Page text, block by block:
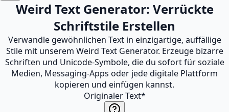
Weird Text Generator: Verrückte
Schriftstile Erstellen
Verwandle gewöhnlichen Text in einzigartige, auffällige
Stile mit unserem Weird Text Generator. Erzeuge bizarre
Schriften und Unicode-Symbole, die du sofort für soziale
Medien, Messaging-Apps oder jede digitale Plattform
kopieren und einfügen kannst.
Originaler Text*